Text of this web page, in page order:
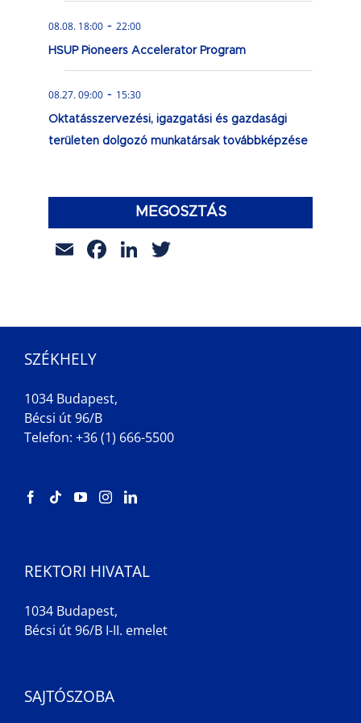
08.08. 18:00 - 22:00
HSUP Pioneers Accelerator Program
08.27. 09:00 - 15:30
Oktatásszervezési, igazgatási és gazdasági
területen dolgozó munkatársak továbbképzése
MEGOSZTÁS
EmailFacebook
LinkedIn
SZÉKHELY
1034 Budapest,
Bécsi út 96/B
Telefon: +36 (1) 666-5500
REKTORI HIVATAL
1034 Budapest,
Bécsi út 96/B I-II. emelet
SAJTÓSZOBA